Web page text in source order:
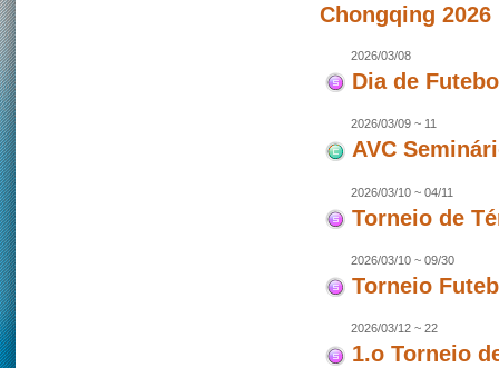
Chongqing
2026/03/08
Dia de
2026/03/09 ~ 11
AVC
2026/03/10 ~ 04/11
Torneio de
2026/03/10 ~ 09/30
Torneio
2026/03/12 ~ 22
1.o Torneio